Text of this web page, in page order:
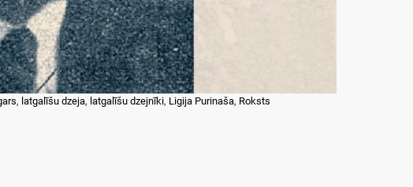
, latgalīšu dzeja, latgalīšu dzejnīki, Ligija Purinaša, Roksts